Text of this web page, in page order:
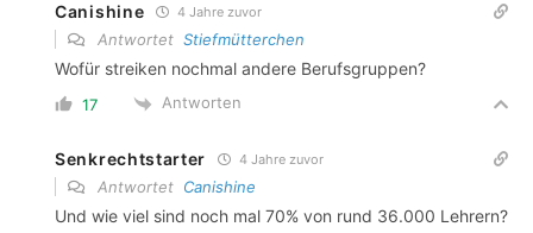
Canishine 4 Jahre zuvor
Antwortet Stiefmütterchen
Wofür streiken nochmal andere Berufsgruppen?
17 Antworten
Senkrechtstarter 4 Jahre zuvor
Antwortet Canishine
Und wie viel sind noch mal 70% von rund 36.000 Lehrern?